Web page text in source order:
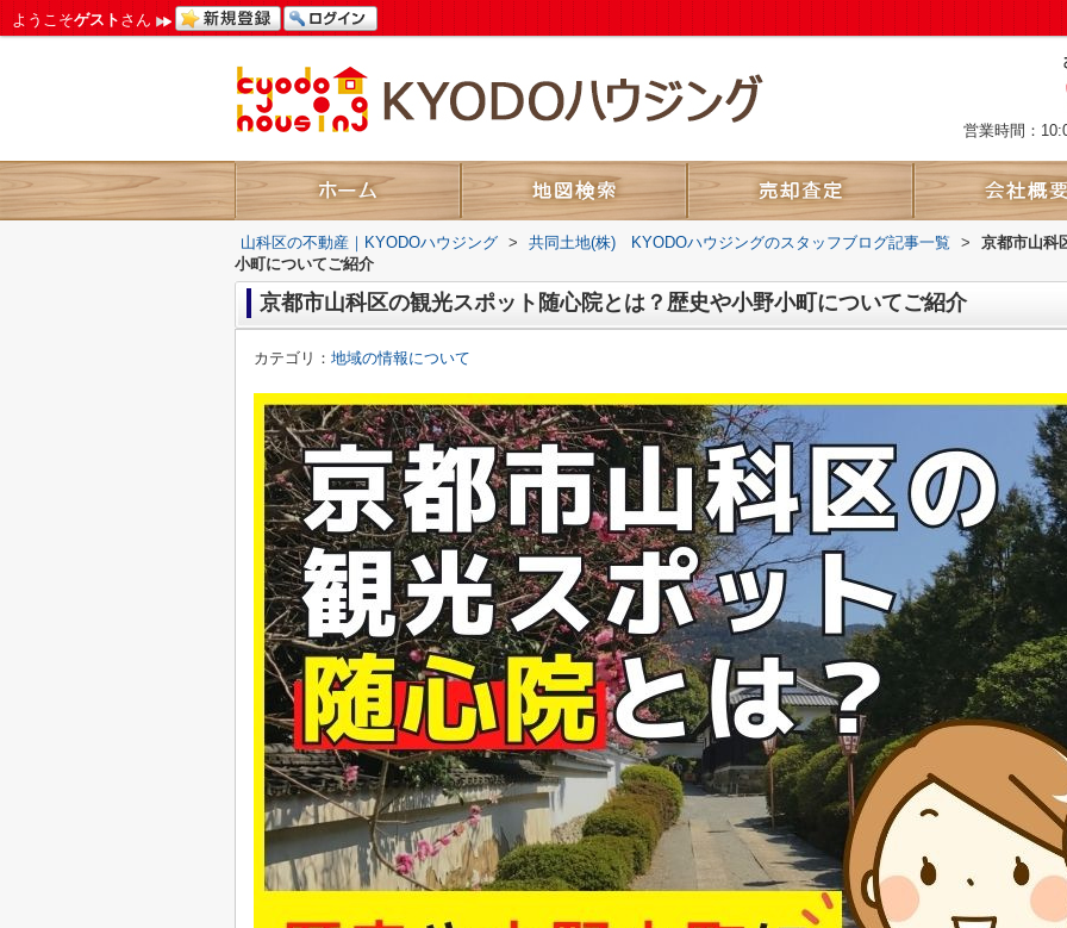
ようこそゲストさん
営業時間：
山科区の不動産｜KYODOハウジング > 共同土地(株) KYODOハウジングのスタッフブログ記事一覧 >
京都市山科
小町についてご紹介
京都市山科区の観光スポット随心院とは？歴史や小野小町についてご紹介
カテゴリ： 地域の情報について